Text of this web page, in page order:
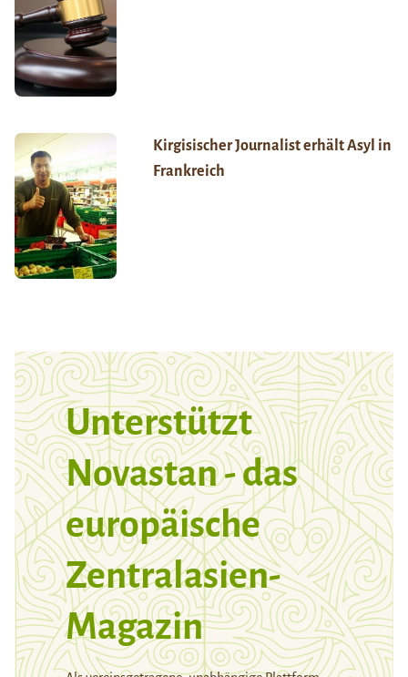
Kirgisischer Journalist erhält Asyl in
Frankreich
Unterstützt
Novastan - das
europäische
Zentralasien-
Magazin